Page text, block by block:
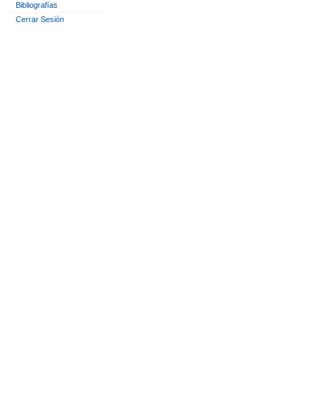
Bibliografías
Cerrar Sesión